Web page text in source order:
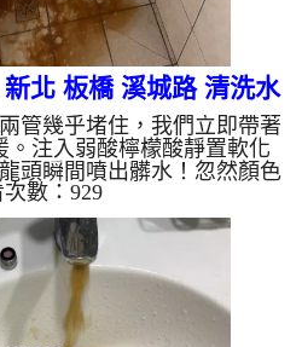
北 板橋 溪城路 清洗水
管
管幾乎堵住，我們立即帶著
。注入弱酸檸檬酸靜置軟化
頭瞬間噴出髒水！忽然顏色
出，源源不絕，兩個多小時
量也恢復了。 為什麼水管
單靠水壓帶不走管壁陳年汙
映了不同的居家隱患： 棕
兆。 黑色（氧化錳）： 常
銅綠）： 銅合金接頭氧化。
白（生...
數：929